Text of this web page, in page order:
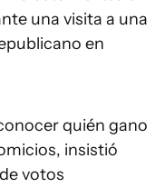
una visita a una
en
quién gano
insistió
votos